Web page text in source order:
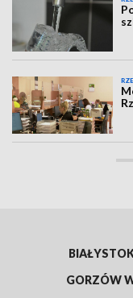
GORZÓW